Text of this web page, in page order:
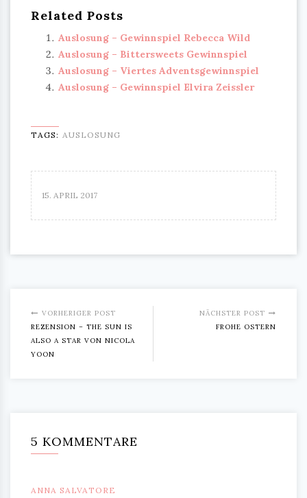
Related Posts
Auslosung – Gewinnspiel Rebecca Wild
Auslosung – Bittersweets Gewinnspiel
Auslosung – Viertes Adventsgewinnspiel
Auslosung – Gewinnspiel Elvira Zeissler
TAGS: AUSLOSUNG
15. APRIL 2017
VORHERIGER POST
REZENSION – THE SUN IS
ALSO A STAR VON NICOLA
YOON
NÄCHSTER POST
FROHE OSTERN
5 KOMMENTARE
ANNA SALVATORE